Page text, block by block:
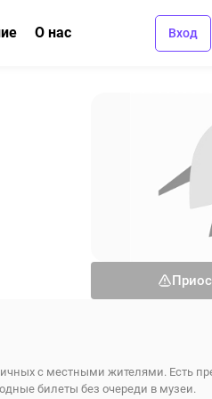
О нас Вход
с местными жителями. Есть
билеты без очереди в музеи.